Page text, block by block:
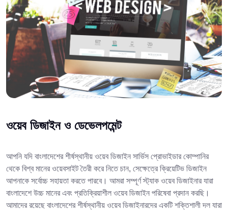
ওয়েব ডিজাইন ও ডেভেলপমেন্ট
আপনি যদি বাংলাদেশের শীর্ষস্থানীয় ওয়েব ডিজাইন সার্ভিস প্রোভাইডার কোম্পানির
থেকে বিশ্ব মানের ওয়েবসাইট তৈরী করে নিতে চান, সেক্ষেত্রে ক্রিয়েটিভ ডিজাইন
আপনাকে সর্বোচ্চ সহায়তা করতে পারবে। আমরা সম্পূর্ণ স্ট্যাক ওয়েব ডিজাইনার যারা
বাংলাদেশে উচ্চ মানের এবং প্রতিক্রিয়াশীল ওয়েব ডিজাইন পরিষেবা প্রদান করছি।
আমাদের রয়েছে বাংলাদেশের শীর্ষস্থানীয় ওয়েব ডিজাইনারদের একটি শক্তিশালী দল যারা